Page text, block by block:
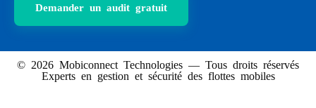
Demander un audit gratuit
© 2026 Mobiconnect Technologies — Tous droits réservés
Experts en gestion et sécurité des flottes mobiles